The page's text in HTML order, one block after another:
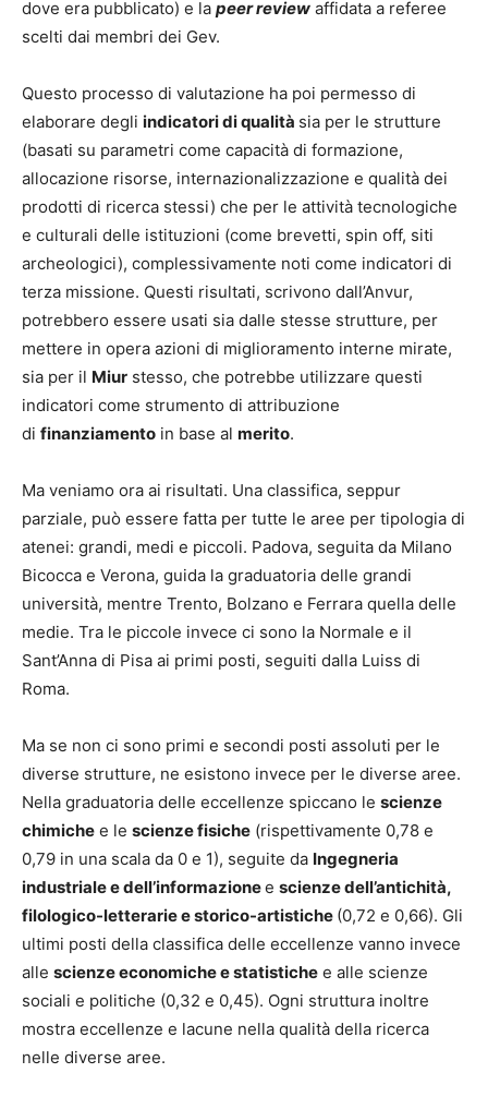
dove era pubblicato) e la peer review affidata a referee
scelti dai membri dei Gev.
Questo processo di valutazione ha poi permesso di
elaborare degli indicatori di qualità sia per le strutture
(basati su parametri come capacità di formazione,
allocazione risorse, internazionalizzazione e qualità dei
prodotti di ricerca stessi) che per le attività tecnologiche
e culturali delle istituzioni (come brevetti, spin off, siti
archeologici), complessivamente noti come indicatori di
terza missione. Questi risultati, scrivono dall’Anvur,
potrebbero essere usati sia dalle stesse strutture, per
mettere in opera azioni di miglioramento interne mirate,
sia per il Miur stesso, che potrebbe utilizzare questi
indicatori come strumento di attribuzione
di finanziamento in base al merito.
Ma veniamo ora ai risultati. Una classifica, seppur
parziale, può essere fatta per tutte le aree per tipologia di
atenei: grandi, medi e piccoli. Padova, seguita da Milano
Bicocca e Verona, guida la graduatoria delle grandi
università, mentre Trento, Bolzano e Ferrara quella delle
medie. Tra le piccole invece ci sono la Normale e il
Sant’Anna di Pisa ai primi posti, seguiti dalla Luiss di
Roma.
Ma se non ci sono primi e secondi posti assoluti per le
diverse strutture, ne esistono invece per le diverse aree.
Nella graduatoria delle eccellenze spiccano le scienze
chimiche e le scienze fisiche (rispettivamente 0,78 e
0,79 in una scala da 0 e 1), seguite da Ingegneria
industriale e dell’informazionee scienze dell’antichità,
filologico-letterarie e storico-artistiche (0,72 e 0,66). Gli
ultimi posti della classifica delle eccellenze vanno invece
alle scienze economiche e statistiche e alle scienze
sociali e politiche (0,32 e 0,45). Ogni struttura inoltre
mostra eccellenze e lacune nella qualità della ricerca
nelle diverse aree.